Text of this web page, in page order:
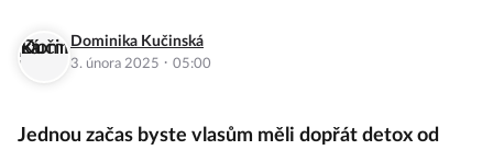
Dominika Kučinská
3. února 2025 · 05:00
Jednou začas byste vlasům měli dopřát detox od